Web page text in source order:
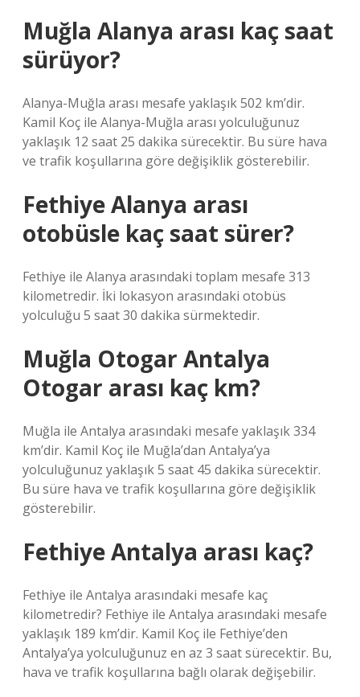
Muğla Alanya arası kaç saat
sürüyor?
Alanya-Muğla arası mesafe yaklaşık 502 km’dir.
Kamil Koç ile Alanya-Muğla arası yolculuğunuz
yaklaşık 12 saat 25 dakika sürecektir. Bu süre hava
ve trafik koşullarına göre değişiklik gösterebilir.
Fethiye Alanya arası
otobüsle kaç saat sürer?
Fethiye ile Alanya arasındaki toplam mesafe 313
kilometredir. İki lokasyon arasındaki otobüs
yolculuğu 5 saat 30 dakika sürmektedir.
Muğla Otogar Antalya
Otogar arası kaç km?
Muğla ile Antalya arasındaki mesafe yaklaşık 334
km’dir. Kamil Koç ile Muğla’dan Antalya’ya
yolculuğunuz yaklaşık 5 saat 45 dakika sürecektir.
Bu süre hava ve trafik koşullarına göre değişiklik
gösterebilir.
Fethiye Antalya arası kaç?
Fethiye ile Antalya arasındaki mesafe kaç
kilometredir? Fethiye ile Antalya arasındaki mesafe
yaklaşık 189 km’dir. Kamil Koç ile Fethiye’den
Antalya’ya yolculuğunuz en az 3 saat sürecektir. Bu,
hava ve trafik koşullarına bağlı olarak değişebilir.